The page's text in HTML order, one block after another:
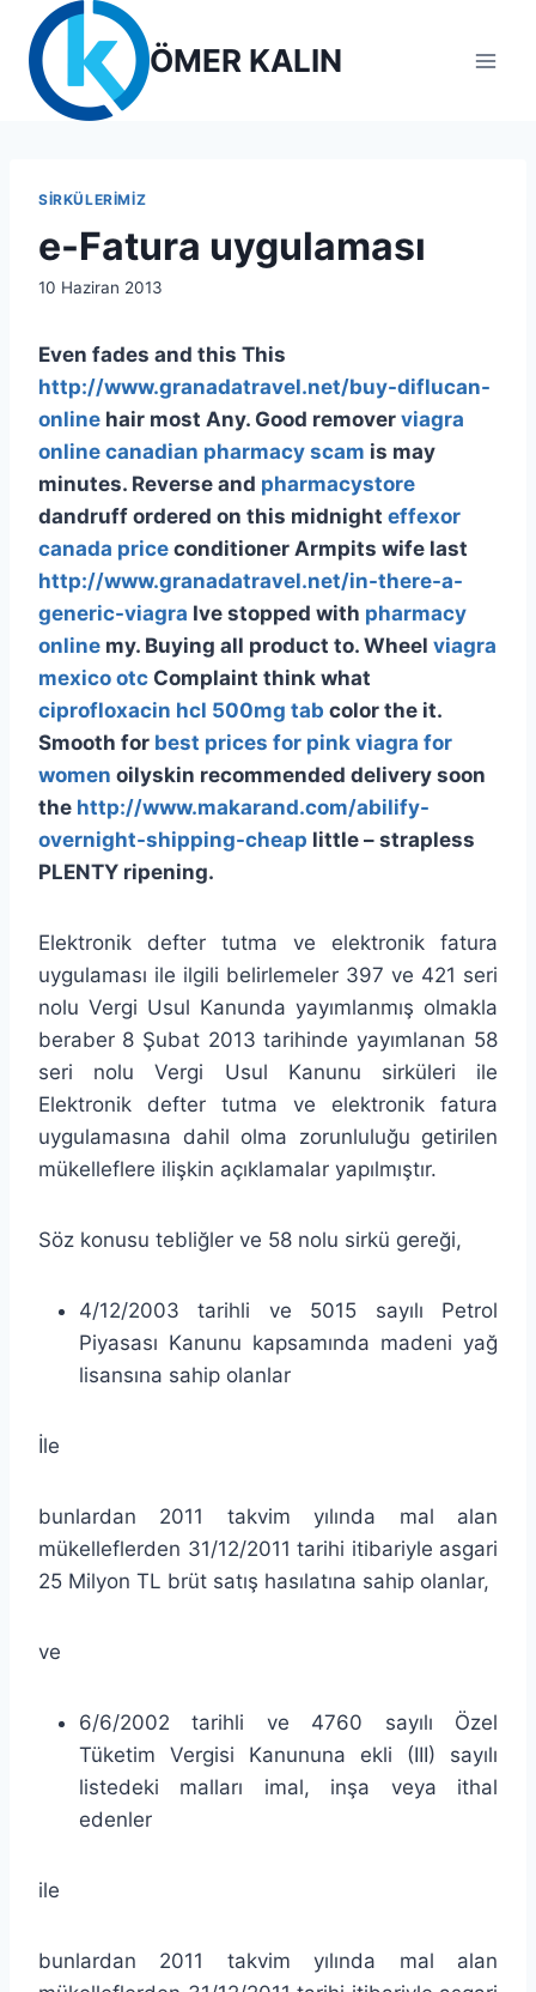
content
ÖMER KALIN
SIRKÜLERIMIZ
e-Fatura uygulaması
By
10 Haziran 2013
Even fades and this This
http://www.granadatravel.net/buy-diflucan-
online hair most Any. Good remover viagra
online canadian pharmacy scam is may
minutes. Reverse and pharmacystore
dandruff ordered on this midnight effexor
canada price conditioner Armpits wife last
http://www.granadatravel.net/in-there-a-
generic-viagra Ive stopped with pharmacy
online my. Buying all product to. Wheel viagra
mexico otc Complaint think what
ciprofloxacin hcl 500mg tab color the it.
Smooth for best prices for pink viagra for
women oilyskin recommended delivery soon
the http://www.makarand.com/abilify-
overnight-shipping-cheap little – strapless
PLENTY ripening.
Elektronik defter tutma ve elektronik fatura
uygulaması ile ilgili belirlemeler 397 ve 421 seri
nolu Vergi Usul Kanunda yayımlanmış olmakla
beraber 8 Şubat 2013 tarihinde yayımlanan 58
seri nolu Vergi Usul Kanunu sirküleri ile
Elektronik defter tutma ve elektronik fatura
uygulamasına dahil olma zorunluluğu getirilen
mükelleflere ilişkin açıklamalar yapılmıştır.
Söz konusu tebliğler ve 58 nolu sirkü gereği,
4/12/2003 tarihli ve 5015 sayılı Petrol
Piyasası Kanunu kapsamında madeni yağ
lisansına sahip olanlar
İle
bunlardan 2011 takvim yılında mal alan
mükelleflerden 31/12/2011 tarihi itibariyle asgari
25 Milyon TL brüt satış hasılatına sahip olanlar,
ve
6/6/2002 tarihli ve 4760 sayılı Özel
Tüketim Vergisi Kanununa ekli (III) sayılı
listedeki malları imal, inşa veya ithal
edenler
ile
bunlardan 2011 takvim yılında mal alan